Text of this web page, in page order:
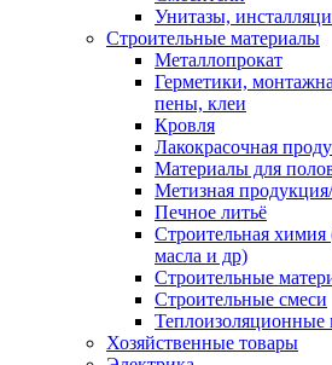
Унитазы,
Строительные материалы
Металлопрокат
Герметики,
пены, клеи
Кровля
Лакокрасочная
Материалы для
Метизная
Печное литьё
Строительная химия
масла и др)
Строительные
Строительные смеси
Теплоизоляционные
Хозяйственные товары